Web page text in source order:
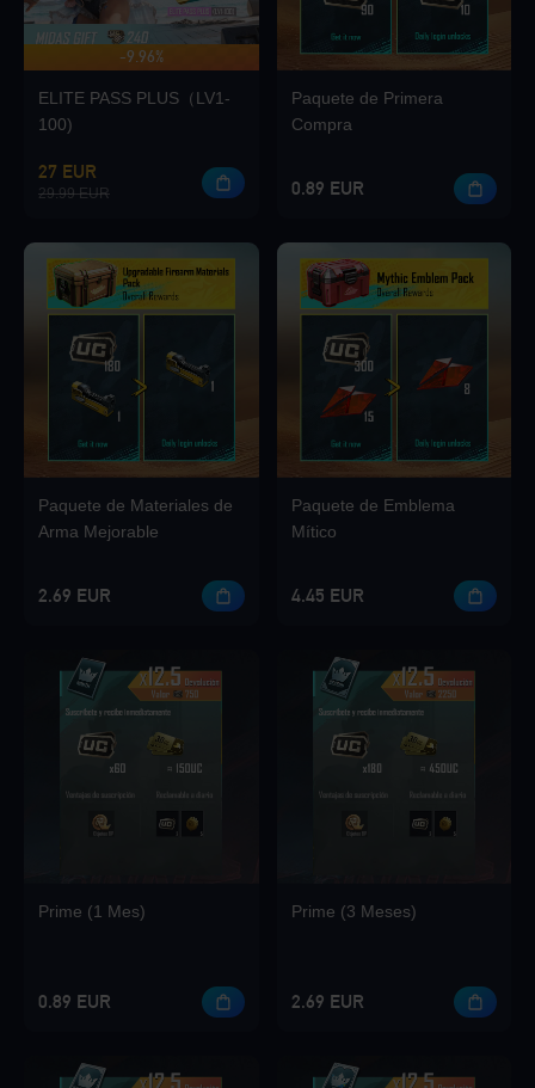
Loading...
Loading...
Loading...
Loading...
-9.96%
HASTA 420 BONO
ELITE PASS PLUS（LV1-
100)
27 EUR
29.99 EUR
Paquete de Primera
Compra
0.89 EUR
Paquete de Materiales de
Arma Mejorable
2.69 EUR
Paquete de Emblema
Mítico
4.45 EUR
Prime (1 Mes)
0.89 EUR
Prime (3 Meses)
2.69 EUR